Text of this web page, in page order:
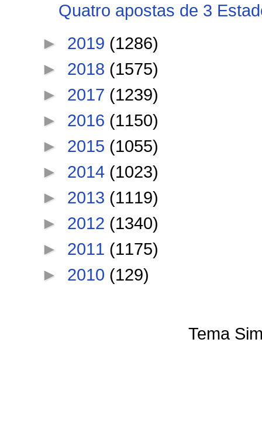
Quatro apostas de 3
► 2019 (1286)
► 2018 (1575)
► 2017 (1239)
► 2016 (1150)
► 2015 (1055)
► 2014 (1023)
► 2013 (1119)
► 2012 (1340)
► 2011 (1175)
► 2010 (129)
Tema